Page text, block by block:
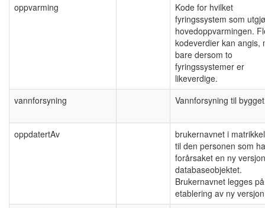
oppvarming
Kode for hvilket
fyringssystem som
hovedoppvarmingen.
kodeverdier kan angis,
bare dersom to
fyringssystemer er
likeverdige.
vannforsyning
Vannforsyning til bygget
oppdatertAv
brukernavnet i
til den personen som
forårsaket en ny
databaseobjektet.
Brukernavnet legges
etablering av ny